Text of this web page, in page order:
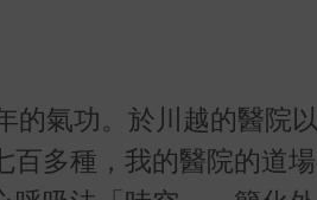
的氣功。於川越的醫院
百多種，我的醫院的道